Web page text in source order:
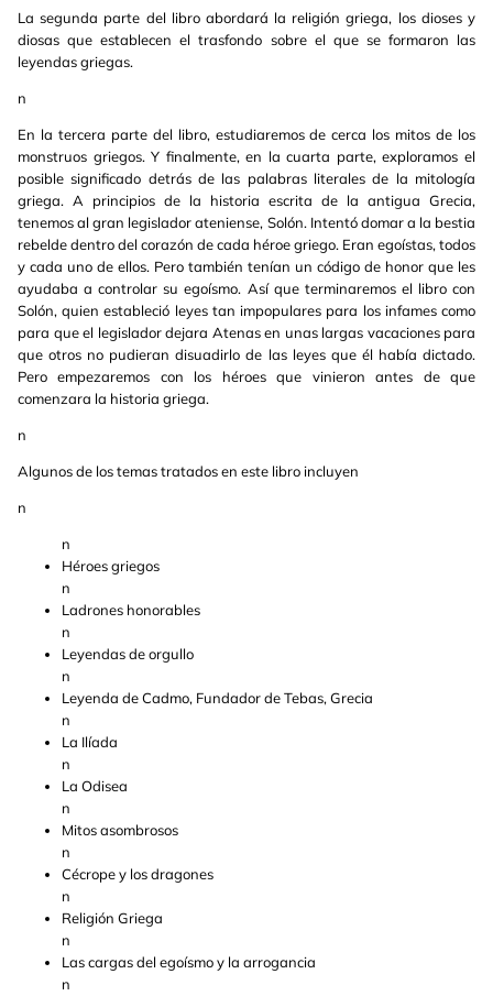
La segunda parte del libro abordará la religión griega, los dioses y
diosas que establecen el trasfondo sobre el que se formaron las
leyendas griegas.
n
En la tercera parte del libro, estudiaremos de cerca los mitos de los
monstruos griegos. Y finalmente, en la cuarta parte, exploramos el
posible significado detrás de las palabras literales de la mitología
griega. A principios de la historia escrita de la antigua Grecia,
tenemos al gran legislador ateniense, Solón. Intentó domar a la bestia
rebelde dentro del corazón de cada héroe griego. Eran egoístas, todos
y cada uno de ellos. Pero también tenían un código de honor que les
ayudaba a controlar su egoísmo. Así que terminaremos el libro con
Solón, quien estableció leyes tan impopulares para los infames como
para que el legislador dejara Atenas en unas largas vacaciones para
que otros no pudieran disuadirlo de las leyes que él había dictado.
Pero empezaremos con los héroes que vinieron antes de que
comenzara la historia griega.
n
Algunos de los temas tratados en este libro incluyen
n
n
Héroes griegos
n
Ladrones honorables
n
Leyendas de orgullo
n
Leyenda de Cadmo, Fundador de Tebas, Grecia
n
La Ilíada
n
La Odisea
n
Mitos asombrosos
n
Cécrope y los dragones
n
Religión Griega
n
Las cargas del egoísmo y la arrogancia
n